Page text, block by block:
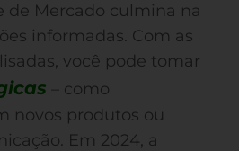
de Mercado culmina na
informadas. Com as
você pode tomar
– como
novos produtos ou
Em 2024, a